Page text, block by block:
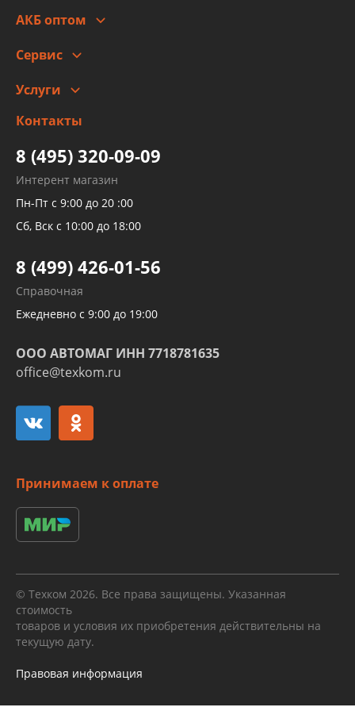
Гарантии и возврат
АКБ оптом
Сервис
Заправка кондиционера авто
Детейлинг
Услуги
высокого давления
Тормозных трубок
Рукавов гидроусилителей
Рукавов компрессоров и турбин
Трубок кондиционеров
Развертка пайка медных стальных
алюминиевых трубок и штуцеров
Контакты
8 (495) 320-09-09
Интерент магазин
Пн-Пт с 9:00 до 20 :00
Сб, Вск с 10:00 до 18:00
8 (499) 426-01-56
Справочная
Ежедневно с 9:00 до 19:00
ООО АВТОМАГ ИНН 7718781635
office@texkom.ru
Принимаем к оплате
© Техком 2026. Все права защищены. Указанная
стоимость
товаров и условия их приобретения действительны на
текущую дату.
Правовая информация